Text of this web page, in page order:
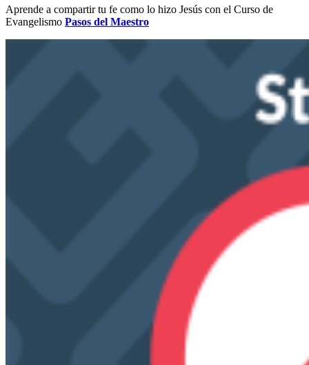
Aprende a compartir tu fe como lo hizo Jesús con el Curso de
Evangelismo Pasos del Maestro